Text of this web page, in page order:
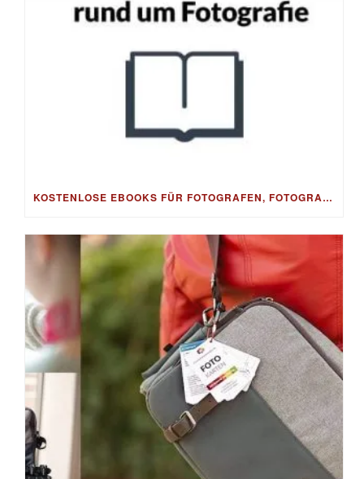
KOSTENLOSE EBOOKS FÜR FOTOGRAFEN, FOTOGRAFIE, BESSERE FOTOS & BILDBEARBEITUNG, FOTO-TIPPS & FOTO-BUSINESS – GRATIS ALS DOWNLOAD